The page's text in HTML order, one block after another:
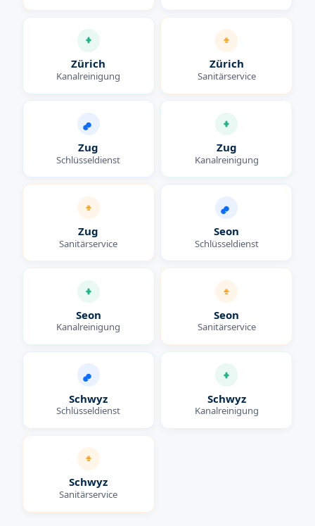
Zürich
Kanalreinigung
Zürich
Sanitärservice
Zug
Schlüsseldienst
Zug
Kanalreinigung
Zug
Sanitärservice
Seon
Schlüsseldienst
Seon
Kanalreinigung
Seon
Sanitärservice
Schwyz
Schlüsseldienst
Schwyz
Kanalreinigung
Schwyz
Sanitärservice